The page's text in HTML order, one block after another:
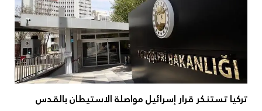
تركيا تستنكر قرار إسرائيل مواصلة الاستيطان بالقدس